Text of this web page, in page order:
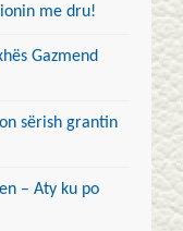
me dru!
Gazmend
sërish grantin
– Aty ku po